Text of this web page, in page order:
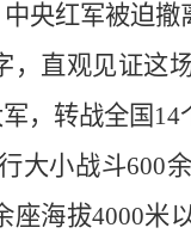
央红军被迫
直观见证这
，转战全国
大小战斗600
海拔4000米